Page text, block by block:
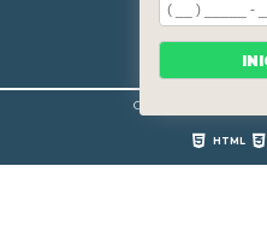
Copyright © Granjear.
HTML